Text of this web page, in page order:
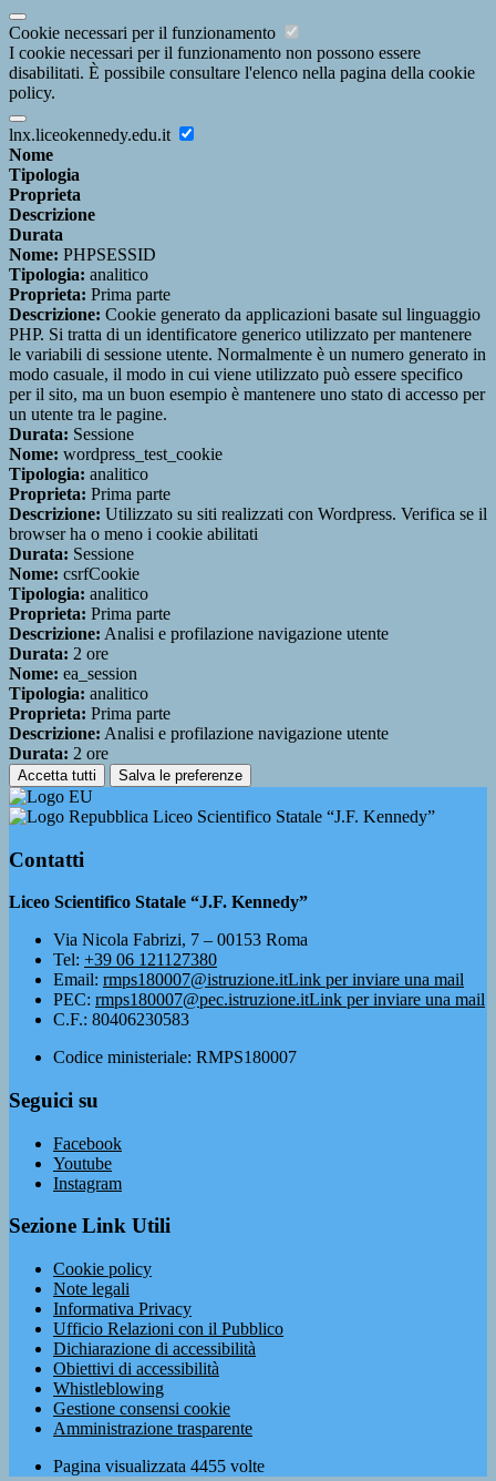
Cookie necessari per il funzionamento
I cookie necessari per il funzionamento non possono essere
disabilitati. È possibile consultare l'elenco nella pagina della cookie
policy.
lnx.liceokennedy.edu.it
Nome
Tipologia
Proprieta
Descrizione
Durata
Nome: PHPSESSID
Tipologia: analitico
Proprieta: Prima parte
Descrizione: Cookie generato da applicazioni basate sul linguaggio
PHP. Si tratta di un identificatore generico utilizzato per mantenere
le variabili di sessione utente. Normalmente è un numero generato in
modo casuale, il modo in cui viene utilizzato può essere specifico
per il sito, ma un buon esempio è mantenere uno stato di accesso per
un utente tra le pagine.
Durata: Sessione
Nome: wordpress_test_cookie
Tipologia: analitico
Proprieta: Prima parte
Descrizione: Utilizzato su siti realizzati con Wordpress. Verifica se il
browser ha o meno i cookie abilitati
Durata: Sessione
Nome: csrfCookie
Tipologia: analitico
Proprieta: Prima parte
Descrizione: Analisi e profilazione navigazione utente
Durata: 2 ore
Nome: ea_session
Tipologia: analitico
Proprieta: Prima parte
Descrizione: Analisi e profilazione navigazione utente
Durata: 2 ore
Accetta tutti Salva le preferenze
Liceo Scientifico Statale “J.F. Kennedy”
Contatti
Liceo Scientifico Statale “J.F. Kennedy”
Via Nicola Fabrizi, 7 – 00153 Roma
Tel: +39 06 121127380
Email: rmps180007@istruzione.itLink per inviare una mail
PEC: rmps180007@pec.istruzione.itLink per inviare una mail
C.F.: 80406230583
Codice ministeriale: RMPS180007
Seguici su
Facebook
Youtube
Instagram
Sezione Link Utili
Cookie policy
Note legali
Informativa Privacy
Ufficio Relazioni con il Pubblico
Dichiarazione di accessibilità
Obiettivi di accessibilità
Whistleblowing
Gestione consensi cookie
Amministrazione trasparente
Pagina visualizzata 4455 volte